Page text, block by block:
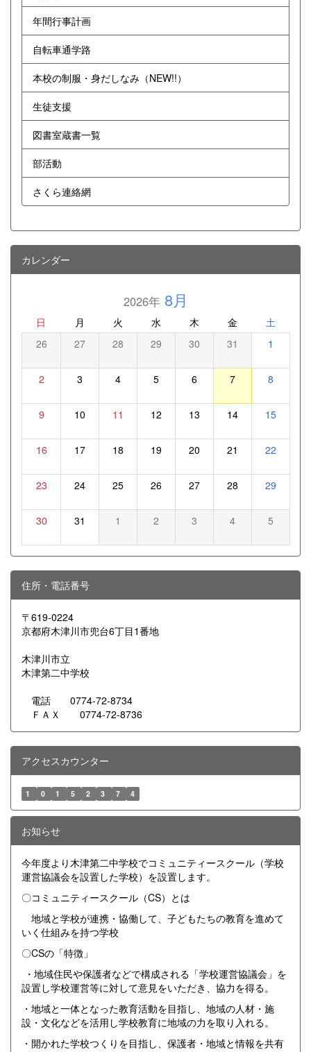
年間行事計画
自転車通学路
本校の制服・身だしなみ（NEW!!）
生徒支援
図書室蔵書一覧
部活動
さくら連絡網
カレンダー
2026年8月
日 月 火 水 木 金 土
26 27 28 29 30 31 1
2 3 4 5 6 7 8
9 10 11 12 13 14 15
16 17 18 19 20 21 22
23 24 25 26 27 28 29
30 31 1 2 3 4 5
住所・電話番号
〒619-0224
京都府木津川市兜台6丁目1番地
木津川市立
木津第二中学校
電話 0774-72-8734
ＦＡＸ 0774-72-8736
アクセスカウンター
1 0 1 5 2 3 7 4
お知らせ
今年度より木津第二中学校でコミュニティースクール（学校
運営協議会を設置した学校）を設置します。
〇コミュニティースクール（CS）とは
地域と学校が連携・協働して、子どもたちの教育を進めて
いく仕組みを持つ学校
〇CSの「特徴」
・地域住民や保護者などで構成される「学校運営協議会」を
設置し学校運営等に対して意見をいただき、協力を得る。
・地域と一体となった教育活動を目指し、地域の人材・施
設・文化などを活用し学校教育に地域の力を取り入れる。
・開かれた学校つくりを目指し、保護者・地域と情報を共有